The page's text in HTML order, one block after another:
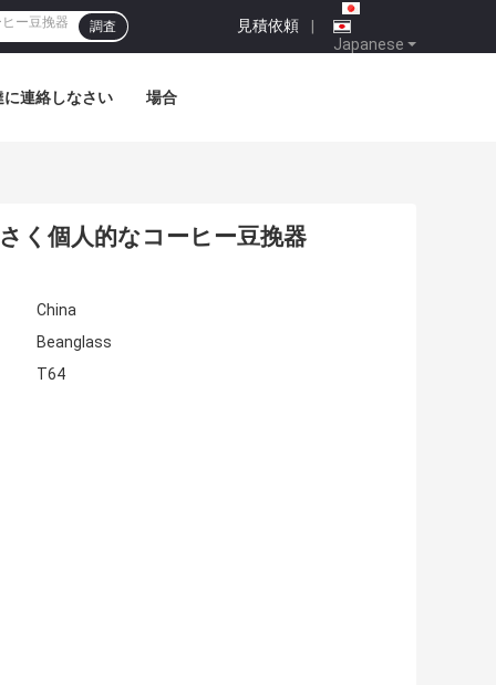
Japanese
見積依頼 |
調査
に連絡しなさい 場合
く個人的なコーヒー豆挽器
China
Beanglass
T64